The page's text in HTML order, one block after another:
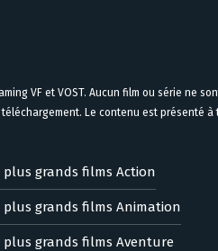
VF et VOST. Aucun film ou série ne
Le contenu est présenté
plus grands films Action
plus grands films Animation
plus grands films Aventure